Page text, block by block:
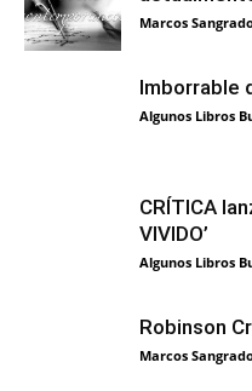
Marcos
Imborrable
Algunos Libros
CRÍTICA
VIVIDO’
Algunos Libros
Robinson
Marcos